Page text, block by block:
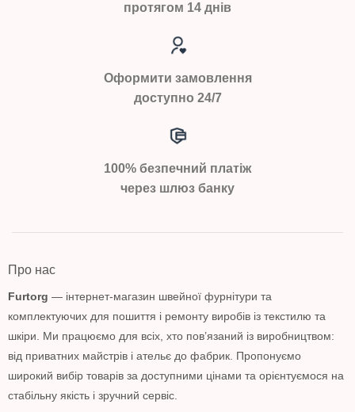
протягом 14 днів
Оформити замовлення
доступно 24/7
100% безпечний платіж
через шлюз банку
Про нас
Furtorg — інтернет-магазин швейної фурнітури та
комплектуючих для пошиття і ремонту виробів із текстилю та
шкіри. Ми працюємо для всіх, хто пов’язаний із виробництвом:
від приватних майстрів і ательє до фабрик. Пропонуємо
широкий вибір товарів за доступними цінами та орієнтуємося на
стабільну якість і зручний сервіс.